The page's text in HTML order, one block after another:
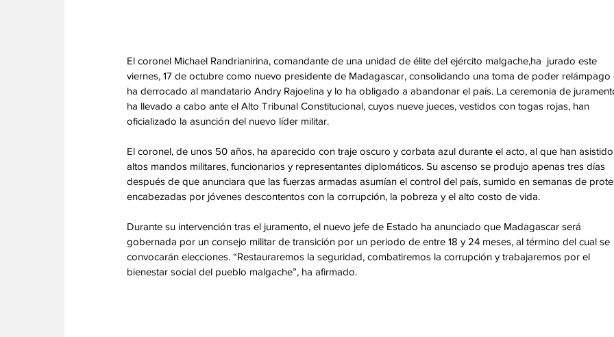
El coronel Michael Randrianirina, comandante de una unidad de élite del ejército malgache,ha  jurado este
viernes, 17 de octubre como nuevo presidente de Madagascar, consolidando una toma de poder relámpago
ha derrocado al mandatario Andry Rajoelina y lo ha obligado a abandonar el país. La ceremonia de
ha llevado a cabo ante el Alto Tribunal Constitucional, cuyos nueve jueces, vestidos con togas rojas, han
oficializado la asunción del nuevo líder militar.
El coronel, de unos 50 años, ha aparecido con traje oscuro y corbata azul durante el acto, al que han asistido
altos mandos militares, funcionarios y representantes diplomáticos. Su ascenso se produjo apenas tres días
después de que anunciara que las fuerzas armadas asumían el control del país, sumido en semanas de
encabezadas por jóvenes descontentos con la corrupción, la pobreza y el alto costo de vida.
Durante su intervención tras el juramento, el nuevo jefe de Estado ha anunciado que Madagascar será
gobernada por un consejo militar de transición por un periodo de entre 18 y 24 meses, al término del cual se
convocarán elecciones. “Restauraremos la seguridad, combatiremos la corrupción y trabajaremos por el
bienestar social del pueblo malgache”, ha afirmado.